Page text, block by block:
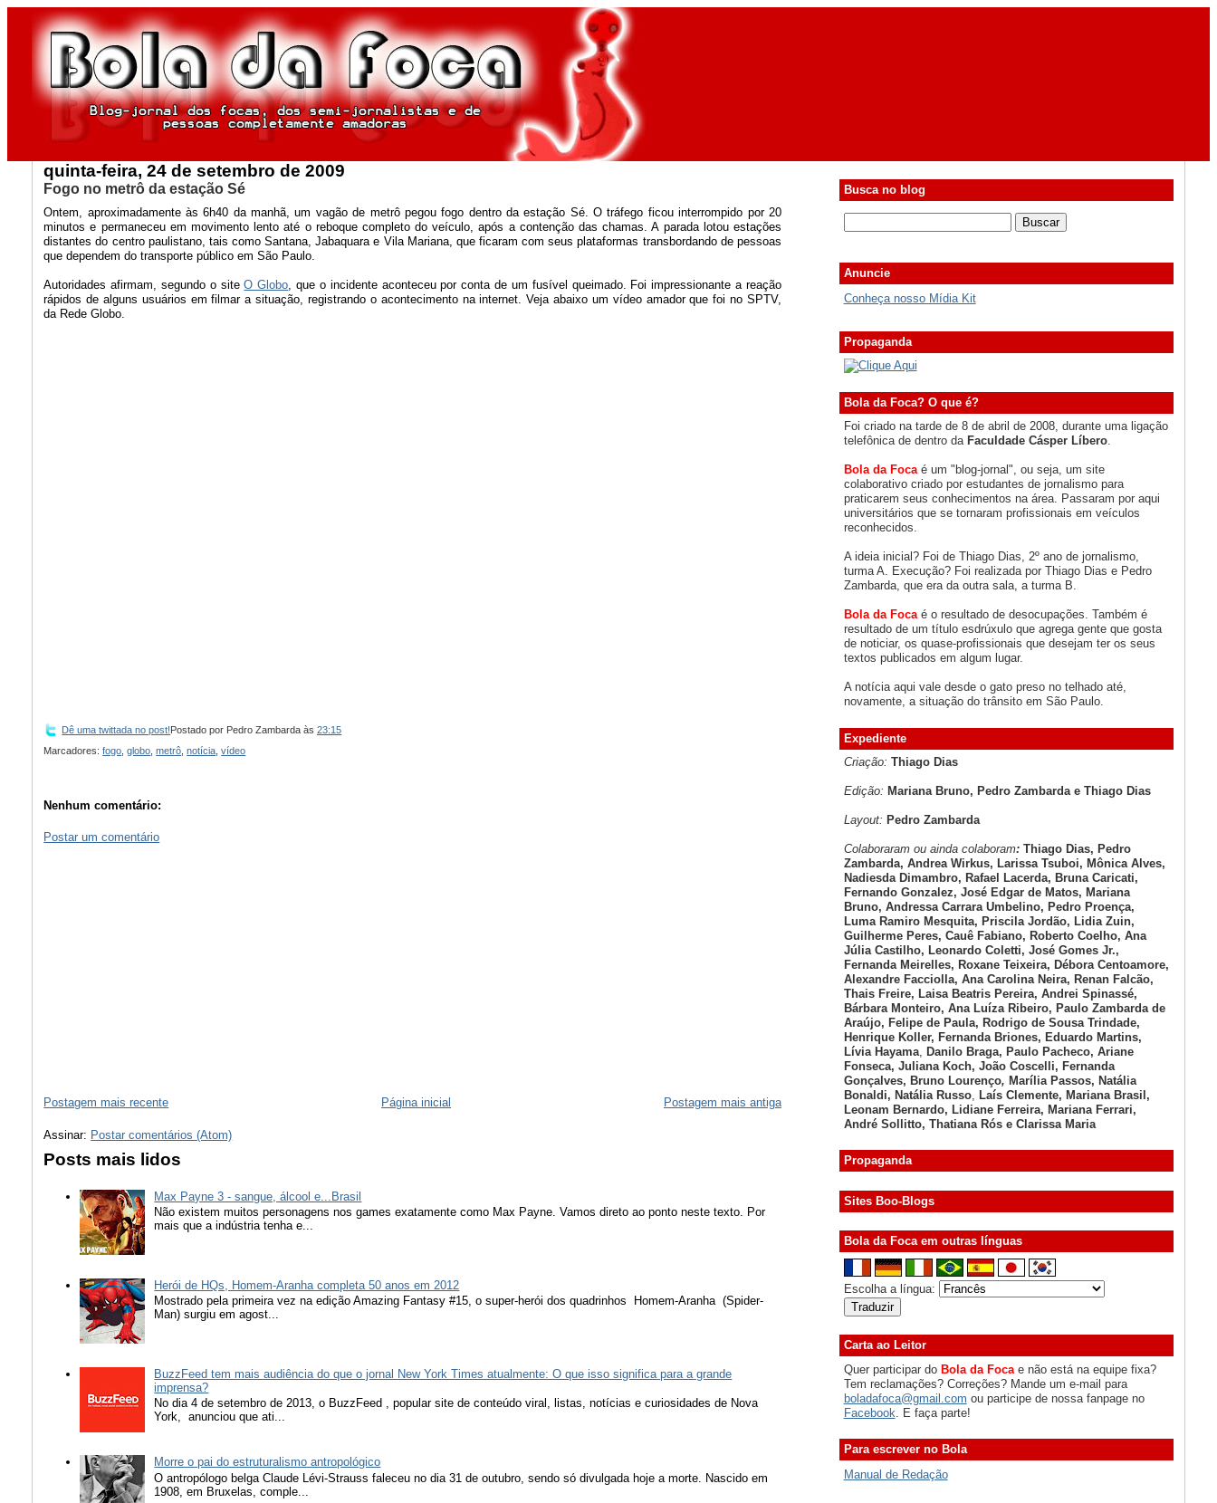
quinta-feira, 24 de setembro de 2009
Fogo no metrô da estação Sé
Ontem, aproximadamente às 6h40 da manhã, um vagão de metrô pegou fogo dentro da estação Sé. O tráfego ficou interrompido por 20
minutos e permaneceu em movimento lento até o reboque completo do veículo, após a contenção das chamas. A parada lotou estações
distantes do centro paulistano, tais como Santana, Jabaquara e Vila Mariana, que ficaram com seus plataformas transbordando de pessoas
que dependem do transporte público em São Paulo.
Autoridades afirmam, segundo o siteO Globo , que o incidente aconteceu por conta de um fusível queimado. Foi impressionante a reação
rápidos de alguns usuários em filmar a situação, registrando o acontecimento na internet. Veja abaixo um vídeo amador que foi no SPTV,
da Rede Globo.
Dê uma twittada no post! Postado por Pedro Zambarda às23:15
Marcadores:fogo ,globo ,metrô ,notícia ,vídeo
Nenhum comentário:
Postar um comentário
Postagem mais recente Postagem mais antiga
Página inicial
Assinar: Postar comentários (Atom)
Posts mais lidos
Max Payne 3 - sangue, álcool e...Brasil
Não existem muitos personagens nos games exatamente como Max Payne. Vamos direto ao ponto neste texto. Por
mais que a indústria tenha e...
Herói de HQs, Homem-Aranha completa 50 anos em 2012
Mostrado pela primeira vez na edição Amazing Fantasy #15, o super-herói dos quadrinhos Homem-Aranha (Spider-
Man) surgiu em agost...
BuzzFeed tem mais audiência do que o jornal New York Times atualmente: O que isso significa para a grande
imprensa?
No dia 4 de setembro de 2013, o BuzzFeed , popular site de conteúdo viral, listas, notícias e curiosidades de Nova
York, anunciou que ati...
Morre o pai do estruturalismo antropológico
O antropólogo belga Claude Lévi-Strauss faleceu no dia 31 de outubro, sendo só divulgada hoje a morte. Nascido em
1908, em Bruxelas, comple...
Busca no blog
Anuncie
Conheça nosso Mídia Kit
Propaganda
Bola da Foca? O que é?
Foi criado na tarde de 8 de abril de 2008, durante uma ligação
telefônica de dentro da Faculdade Cásper Líbero.
Bola da Foca é um "blog-jornal", ou seja, um site
colaborativo criado por estudantes de jornalismo para
praticarem seus conhecimentos na área. Passaram por aqui
universitários que se tornaram profissionais em veículos
reconhecidos.
A ideia inicial? Foi de Thiago Dias, 2º ano de jornalismo,
turma A. Execução? Foi realizada por Thiago Dias e Pedro
Zambarda, que era da outra sala, a turma B.
Bola da Focaé o resultado de desocupações. Também é
resultado de um título esdrúxulo que agrega gente que gosta
de noticiar, os quase-profissionais que desejam ter os seus
textos publicados em algum lugar.
A notícia aqui vale desde o gato preso no telhado até,
novamente, a situação do trânsito em São Paulo.
Expediente
Criação: Thiago Dias
Edição: Mariana Bruno, Pedro Zambarda e Thiago Dias
Layout: Pedro Zambarda
Colaboraram ou ainda colaboram: Thiago Dias, Pedro
Zambarda, Andrea Wirkus, Larissa Tsuboi, Mônica Alves,
Nadiesda Dimambro, Rafael Lacerda, Bruna Caricati,
Fernando Gonzalez, José Edgar de Matos, Mariana
Bruno, Andressa Carrara Umbelino, Pedro Proença,
Luma Ramiro Mesquita, Priscila Jordão, Lidia Zuin,
Guilherme Peres, Cauê Fabiano, Roberto Coelho, Ana
Júlia Castilho, Leonardo Coletti, José Gomes Jr.,
Fernanda Meirelles, Roxane Teixeira, Débora Centoamore,
Alexandre Facciolla, Ana Carolina Neira, Renan Falcão,
Thais Freire, Laisa Beatris Pereira, Andrei Spinassé,
Bárbara Monteiro, Ana Luíza Ribeiro, Paulo Zambarda de
Araújo, Felipe de Paula, Rodrigo de Sousa Trindade,
Henrique Koller, Fernanda Briones, Eduardo Martins,
Lívia Hayama, Danilo Braga, Paulo Pacheco, Ariane
Fonseca, Juliana Koch, João Coscelli, Fernanda
Gonçalves, Bruno Lourenço, Marília Passos, Natália
Bonaldi, Natália Russo, Laís Clemente, Mariana Brasil,
Leonam Bernardo, Lidiane Ferreira, Mariana Ferrari,
André Sollitto, Thatiana Rós e Clarissa Maria
Propaganda
Sites Boo-Blogs
Bola da Foca em outras línguas
Escolha a língua:
Carta ao Leitor
Quer participar do Bola da Focae não está na equipe fixa?
Tem reclamações? Correções? Mande um e-mail para
boladafoca@gmail.com ou participe de nossa fanpage no
Facebook . E faça parte!
Para escrever no Bola
Manual de Redação